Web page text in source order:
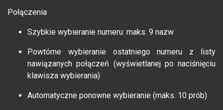
Połączenia
Szybkie wybieranie numeru: maks. 9 nazw
Powtórne wybieranie ostatniego numeru z listy
nawiązanych połączeń (wyświetlanej po naciśnięciu
klawisza wybierania)
Automatyczne ponowne wybieranie (maks. 10 prób)